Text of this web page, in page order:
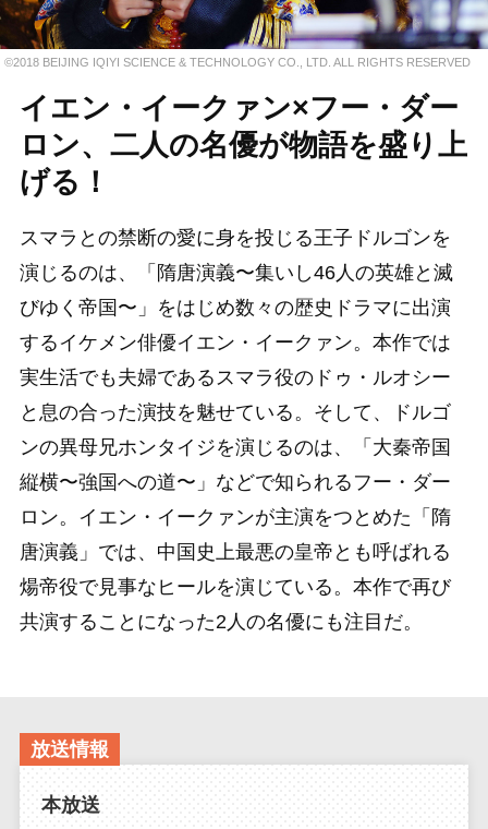
©2018 BEIJING IQIYI SCIENCE & TECHNOLOGY CO., LTD. ALL RIGHTS RESERVED
イエン・イークァン×フー・ダー
ロン、二人の名優が物語を盛り上
げる！
スマラとの禁断の愛に身を投じる王子ドルゴンを
演じるのは、「隋唐演義〜集いし46人の英雄と滅
びゆく帝国〜」をはじめ数々の歴史ドラマに出演
するイケメン俳優イエン・イークァン。本作では
実生活でも夫婦であるスマラ役のドゥ・ルオシー
と息の合った演技を魅せている。そして、ドルゴ
ンの異母兄ホンタイジを演じるのは、「大秦帝国
縦横〜強国への道〜」などで知られるフー・ダー
ロン。イエン・イークァンが主演をつとめた「隋
唐演義」では、中国史上最悪の皇帝とも呼ばれる
煬帝役で見事なヒールを演じている。本作で再び
共演することになった2人の名優にも注目だ。
放送情報
本放送